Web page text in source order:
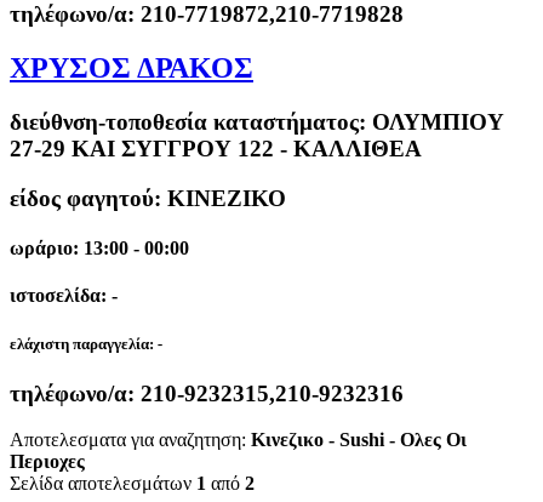
τηλέφωνο/α: 210-7719872,210-7719828
ΧΡΥΣΟΣ ΔΡΑΚΟΣ
διεύθνση-τοποθεσία καταστήματος: ΟΛΥΜΠΙΟΥ
27-29 ΚΑΙ ΣΥΓΓΡΟΥ 122 - ΚΑΛΛΙΘΕΑ
είδος φαγητού: ΚΙΝΕΖΙΚΟ
ωράριο: 13:00 - 00:00
ιστοσελίδα: -
ελάχιστη παραγγελία: -
τηλέφωνο/α: 210-9232315,210-9232316
Αποτελεσματα για αναζητηση: Κινεζικο - Sushi - Ολες Οι
Περιοχες
Σελίδα αποτελεσμάτων 1 από 2